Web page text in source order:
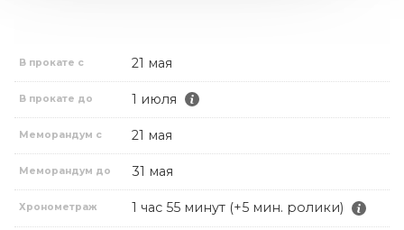
В прокате с 21 мая
В прокате до 1 июля
Меморандум с 21 мая
Меморандум до 31 мая
Хронометраж 1 час 55 минут (+5 мин. ролики)